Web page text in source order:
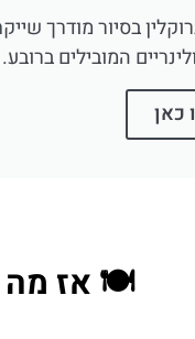
בסיור מודרך
המובילים ברובע.
כאן
🍽️ אז מה